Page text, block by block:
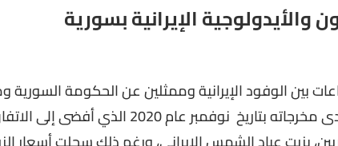
والأيدولوجية الإيرانية بسورية
بين الوفود الإيرانية وممثلين عن الحكومة السورية
حيث كانت احدى مخرجاته بتاريخ